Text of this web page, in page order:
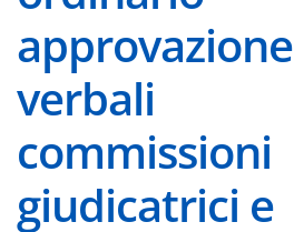
approvazione
verbali
commissioni
giudicatrici e